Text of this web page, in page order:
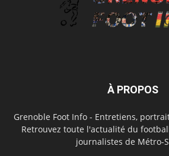
À PROPOS
Grenoble Foot Info - Entretiens,
Retrouvez toute l'actualité du
journalistes de Métro-